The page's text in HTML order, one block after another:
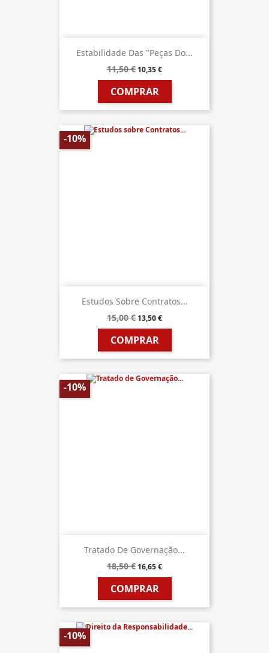
Estabilidade Das "Peças Do...
11,50 € 10,35 €
COMPRAR
Estudos Sobre Contratos...
15,00 € 13,50 €
COMPRAR
-10%
Tratado De Governação...
18,50 € 16,65 €
COMPRAR
-10%
-10%